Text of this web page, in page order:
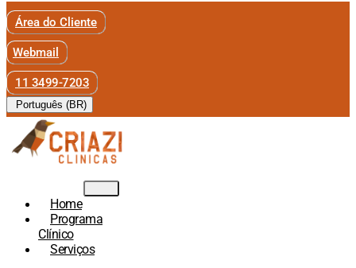
Área do Cliente
Webmail
11 3499-7203
Português (BR)
Home
Programa
Clínico
Serviços